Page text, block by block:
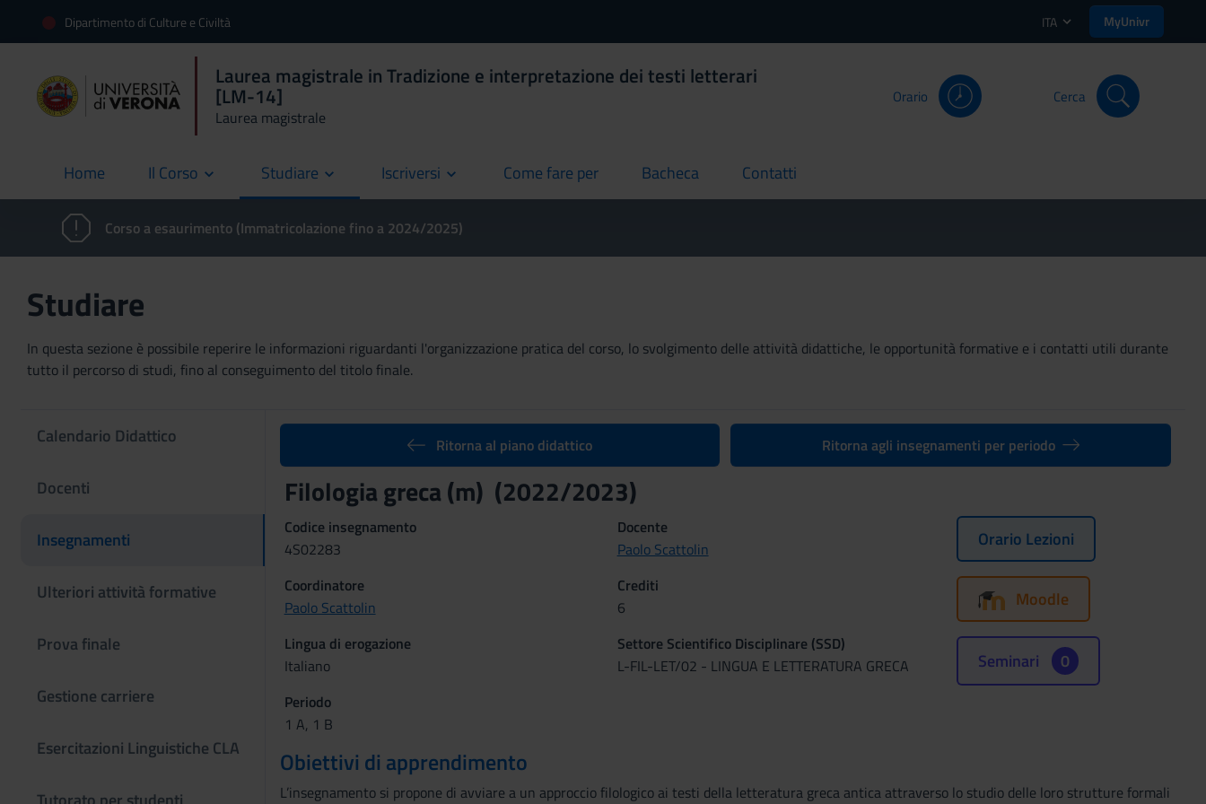
Dipartimento di Culture e Civiltà ITA MyUnivr
Laurea magistrale in Tradizione e interpretazione dei testi letterari
[LM-14]
Laurea magistrale
Orario Cerca
Home
current Il Corso Studiare Iscriversi Come fare per
current Bacheca
current Contatti
current
Corso a esaurimento (Immatricolazione fino a 2024/2025)
Studiare
In questa sezione è possibile reperire le informazioni riguardanti l'organizzazione pratica del corso, lo svolgimento delle attività didattiche, le opportunità formative e i contatti utili durante
tutto il percorso di studi, fino al conseguimento del titolo finale.
Calendario Didattico
Docenti
Insegnamenti
Ulteriori attività formative
Prova finale
Gestione carriere
Esercitazioni Linguistiche CLA
Ritorna al piano didattico Ritorna agli insegnamenti per periodo
Filologia greca (m) (2022/2023)
Codice insegnamento
4S02283
Docente
Paolo Scattolin
Coordinatore
Paolo Scattolin
Crediti
6
Lingua di erogazione
Italiano
Settore Scientifico Disciplinare (SSD)
L-FIL-LET/02 - LINGUA E LETTERATURA GRECA
Periodo
1 A, 1 B
Orario Lezioni
Moodle
Seminari 0
Obiettivi di apprendimento
L’insegnamento si propone di avviare a un approccio filologico ai testi della letteratura greca antica attraverso lo studio delle loro strutture formali